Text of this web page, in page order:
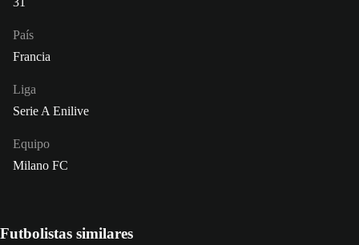
País
Francia
Liga
Serie A Enilive
Equipo
Milano FC
Futbolistas similares